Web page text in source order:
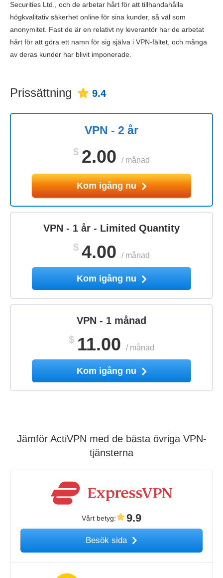
Securities Ltd., och de arbetar hårt för att tillhandahålla
högkvalitativ säkerhet online för sina kunder, så väl som
anonymitet. Fast de är en relativt ny leverantör har de arbetat
hårt för att göra ett namn för sig själva i VPN-fältet, och många
av deras kunder har blivit imponerade.
Prissättning 9.4
VPN - 2 år
$ 2.00 / månad
Kom igång nu
VPN - 1 år - Limited Quantity
$ 4.00 / månad
Kom igång nu
VPN - 1 månad
$ 11.00 / månad
Kom igång nu
Jämför ActiVPN med de bästa övriga VPN-
tjänsterna
Vårt betyg: 9.9
Besök sida